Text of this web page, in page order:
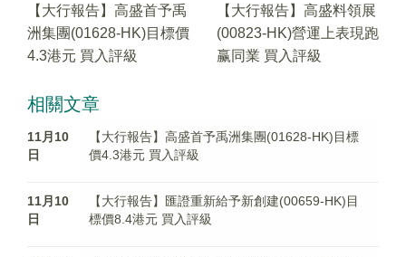
【大行報告】高盛首予禹
洲集團(01628-HK)目標價
4.3港元 買入評級
【大行報告】高盛料領展
(00823-HK)營運上表現跑
赢同業 買入評級
相關文章
11月10
日
【大行報告】高盛首予禹洲集團(01628-HK)目標
價4.3港元 買入評級
11月10
日
【大行報告】匯證重新給予新創建(00659-HK)目
標價8.4港元 買入評級